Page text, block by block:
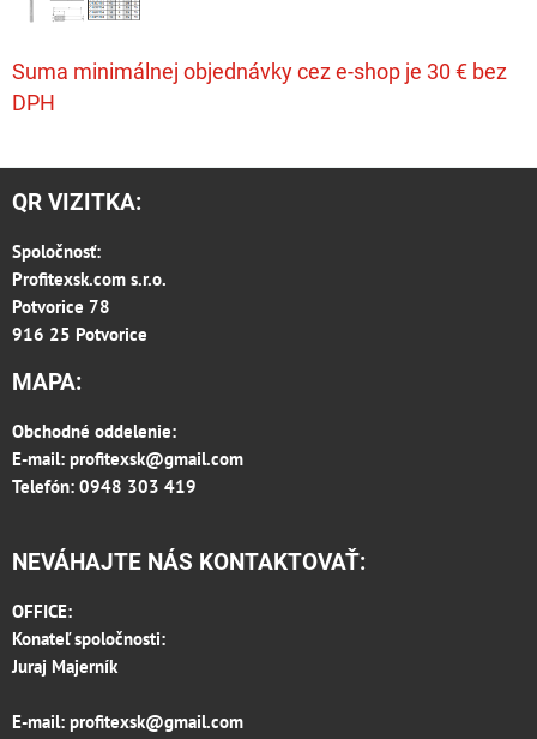
Suma minimálnej objednávky cez e-shop je 30 € bez
DPH
QR VIZITKA:
Spoločnosť:
Profitexsk.com s.r.o.
Potvorice 78
916 25 Potvorice
MAPA:
Obchodné oddelenie:
E-mail: profitexsk@gmail.com
Telefón: 0948 303 419
NEVÁHAJTE NÁS KONTAKTOVAŤ:
OFFICE:
Konateľ spoločnosti:
Juraj Majerník
E-mail: profitexsk@gmail.com